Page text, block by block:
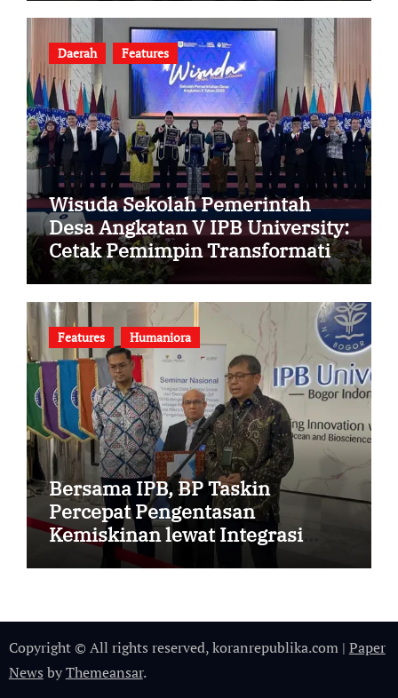
Daerah Features
Wisuda Sekolah Pemerintah
Desa Angkatan V IPB University:
Cetak Pemimpin Transformatif
Desa Berbasis Data
Features Humaniora
Bersama IPB, BP Taskin
Percepat Pengentasan
Kemiskinan lewat Integrasi
DTSEN dan Data Desa Presisi
Copyright © All rights reserved, koranrepublika.com | Paper
News byThemeansar.